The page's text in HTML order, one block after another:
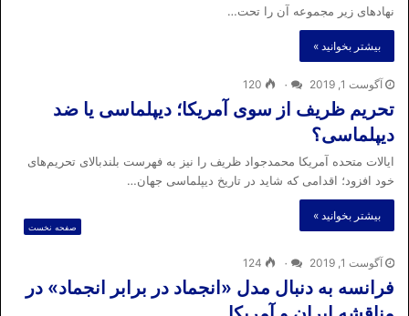
نهادهای زیر مجموعه آن را تحت…
بیشتر بخوانید »
آگوست 1, 2019 ۰ 120
تحریم ظریف از سوی آمریکا؛ دیپلماسی یا ضد
دیپلماسی؟
ایالات متحده آمریکا محمدجواد ظریف را نیز به فهرست بلندبالای تحریم‌های
خود افزود؛ اقدامی که شاید در تاریخ دیپلماسی جهان…
بیشتر بخوانید »
صفحه نخست
آگوست 1, 2019 ۰ 124
فرانسه به دنبال مدل «انجماد در برابر انجماد» در